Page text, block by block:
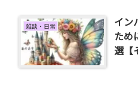
雑談・日常
イン
ため
選【